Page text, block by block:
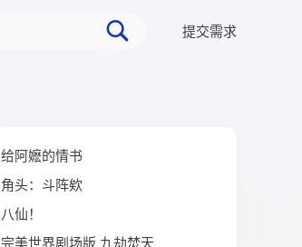
提交需求
给阿嬷的情书
角头：斗阵欸
八仙！
完美世界剧场版 九劫焚天